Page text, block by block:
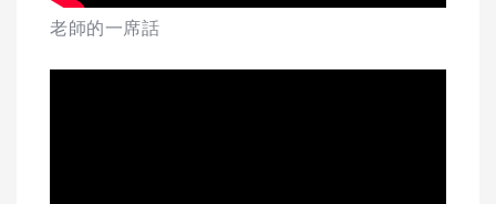
老師的一席話